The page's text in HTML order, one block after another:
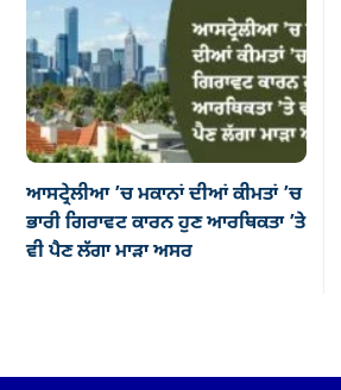
ਆਸਟ੍ਰੇਲੀਆ ’ਚ ਮਕਾਨਾਂ ਦੀਆਂ ਕੀਮਤਾਂ ’ਚ
ਭਾਰੀ ਗਿਰਾਵਟ ਕਾਰਨ ਹੁਣ ਆਰਥਿਕਤਾ ’ਤੇ
ਵੀ ਪੈਣ ਲੱਗਾ ਮਾੜਾ ਅਸਰ